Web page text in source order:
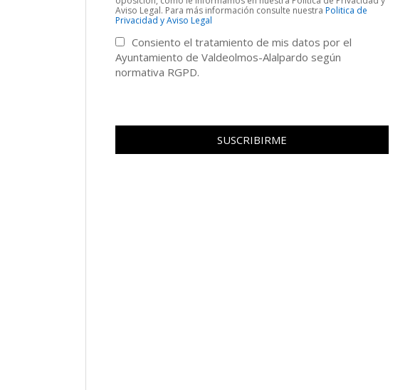
Aviso Legal. Para más información consulte nuestraPolitica de
Privacidad y Aviso Legal
Consiento el tratamiento de mis datos por el
Ayuntamiento de Valdeolmos-Alalpardo según
normativa RGPD.